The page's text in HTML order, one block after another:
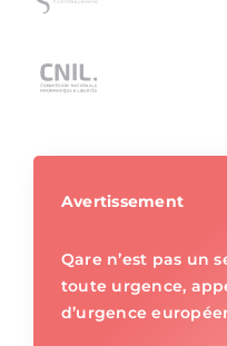
Avertissement
Qare n’est pas un
toute urgence,
d’urgence